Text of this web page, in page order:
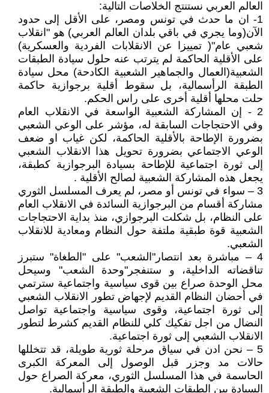
العالم العربي نستنتج الخلاصات التالية:
1- ان ما حدث في تونس ومصر، على الأقل إلى حدود
الآن(وما يجري في باقي بلدان العالم العربي) هو "انقلاب
شعبي عام"( تمييزا عن الانقلابات الفردية والعسكرية)
على الأقلية الحاكمة لم يترتب عنه حلول سيادة الطبقات
الشعبية(العمال والجماهير الشعبية الكادحة) محل سيادة
الطبقة الرأسمالية، بل سقوط أقلية برجوازية حاكمة
حلت محلها أقلية أخرى على راس الحكم.
2 - إن المشاركة الشعبية الواسعة في الانقلاب العام
وفي الاحتجاجات السابقة له، مؤشر على الوعي الشعبي
بضرورة الإطاحة بالأقلية الحاكمة، لكن غياب او ضعف
الوعي الاجتماعي بضرورة تحويل هذا الانقلاب الشعبي
إلى ثورة اجتماعية للإطاحة بسيادة البرجوازية كطبقة،
يجعل هذه المشاركة الشعبية لصالح الأقلية .
3 – سواء في تونس أو مصر، لم يعرف المسلسل الثوري
مشاركة أقسام من البرجوازية السائدة في الانقلاب العام
على النظام، بل شكلت البرجوازي، منذ بداية الاحتجاجات
الشعبية قوة طبقية ملتفة حول النظام ومعادية للانقلاب
الشعبي.
4 – مباشرة بعد انتصار"الشعب" على "الطغاة" ستبرز
تناقضاته الداخلية، و ستنفجر"وحدة الشعب" وسيحل
محل الوحدة صراع بين قوى سياسية واجتماعية سترتمي
في أحضان النظام القديم لإجهاض تطور الانقلاب الشعبي
إلى ثورة اجتماعية، وقوى سياسية واجتماعية تواصل
النضال من اجل تفكيك كلي للنظام القديم كشرط لتطور
الانقلاب الشعبي إلى ثورة اجتماعية.
5 – نحن ادن في سياق مرحلة ثورية طويلة، قد تتخللها
حالات مد وجزر قبل الوصول إلى المعركة الكبرى
الحاسمة في هذا المسلسل الثوري، معركة الصراع حول
السيادة بين الطبقات الشعبية والطبقة الرأسمالية.